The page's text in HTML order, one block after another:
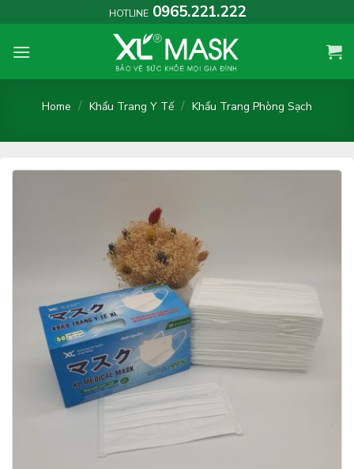
to
content
HOTLINE 0965.221.222
Home / Khẩu Trang Y Tế / Khẩu Trang Phòng Sạch